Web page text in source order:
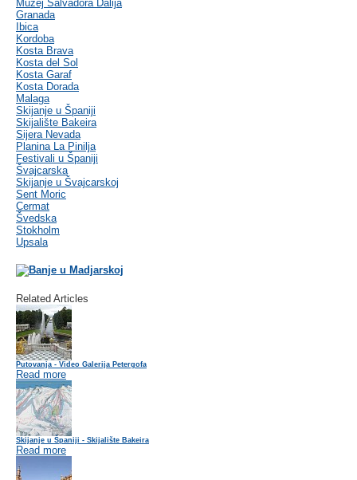
Muzej Salvadora Dalija
Granada
Ibica
Kordoba
Kosta Brava
Kosta del Sol
Kosta Garaf
Kosta Dorada
Malaga
Skijanje u Španiji
Skijalište Bakeira
Sijera Nevada
Planina La Pinilja
Festivali u Španiji
Švajcarska
Skijanje u Švajcarskoj
Sent Moric
Cermat
Švedska
Stokholm
Upsala
Related Articles
Putovanja - Video Galerija Petergofa
Read more
Skijanje u Španiji - Skijalište Bakeira
Read more